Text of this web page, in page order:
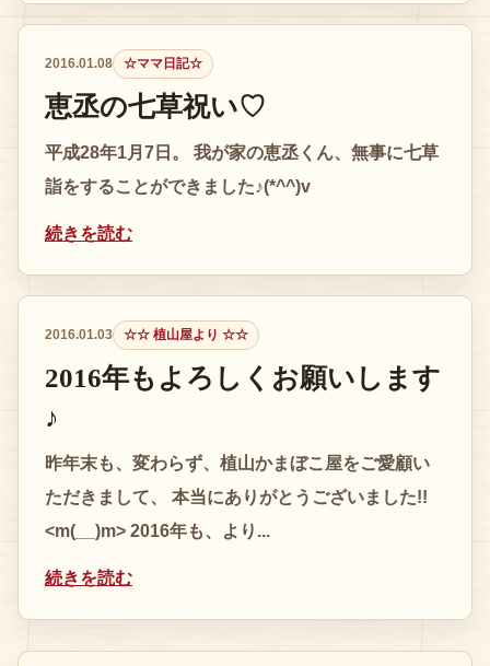
2016.01.08 ☆ママ日記☆
恵丞の七草祝い♡
平成28年1月7日。 我が家の恵丞くん、無事に七草
詣をすることができました♪(*^^)v
続きを読む
2016.01.03 ☆☆ 植山屋より ☆☆
2016年もよろしくお願いします
♪
昨年末も、変わらず、植山かまぼこ屋をご愛顧い
ただきまして、 本当にありがとうございました!!
<m(__)m> 2016年も、より...
続きを読む